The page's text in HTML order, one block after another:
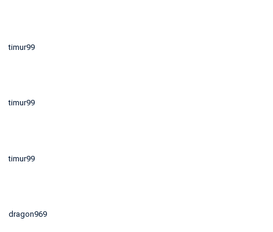
timur99
timur99
timur99
dragon969